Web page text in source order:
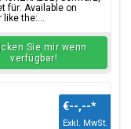
für: Available on
like the:...
Sie mir wenn
verfügbar!
€--,--*
Exkl. MwSt.